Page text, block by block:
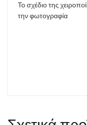
Το σχέδιο της
την φωτογραφία